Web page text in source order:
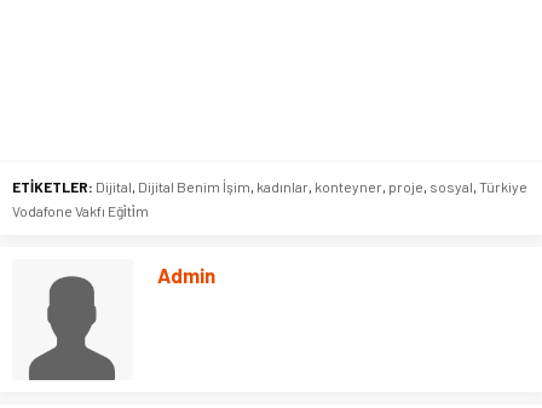
ETİKETLER: Dijital, Dijital Benim İşim, kadınlar, konteyner, proje, sosyal, Türkiye
Vodafone Vakfı Eği̇ti̇m
Admin